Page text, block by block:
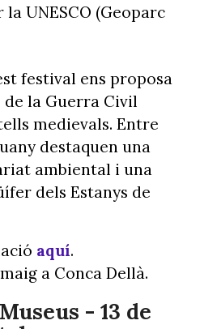
UNESCO (Geoparc
festival ens proposa
la Guerra Civil
medievals. Entre
destaquen una
ambiental i una
dels Estanys de
aquí.
a Conca Dellà.
- 13 de